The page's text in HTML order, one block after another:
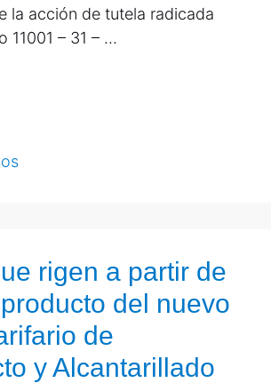
la acción de tutela radicada
11001 – 31 – …
rigen a partir de
del nuevo
de
y Alcantarillado